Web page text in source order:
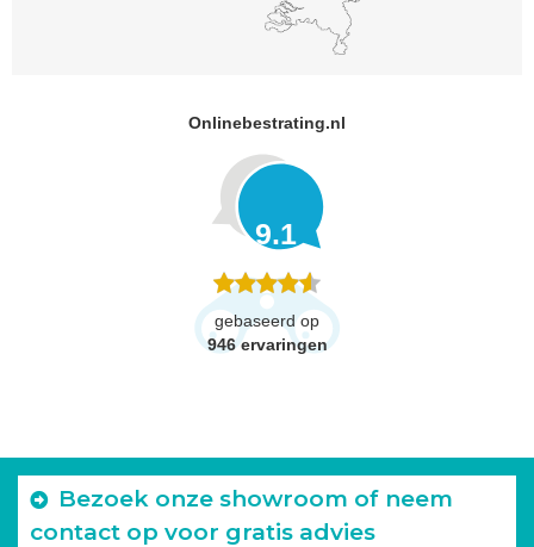
Onlinebestrating.nl
9.1
gebaseerd op
946 ervaringen
Bezoek onze showroom of neem
contact op voor gratis advies